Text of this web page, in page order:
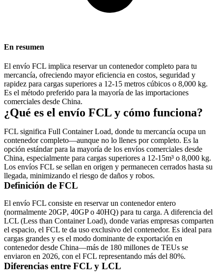
En resumen
El envío FCL implica reservar un contenedor completo para tu
mercancía, ofreciendo mayor eficiencia en costos, seguridad y
rapidez para cargas superiores a 12-15 metros cúbicos o 8,000 kg.
Es el método preferido para la mayoría de las importaciones
comerciales desde China.
¿Qué es el envío FCL y cómo funciona?
FCL significa Full Container Load, donde tu mercancía ocupa un
contenedor completo—aunque no lo llenes por completo. Es la
opción estándar para la mayoría de los envíos comerciales desde
China, especialmente para cargas superiores a 12-15m³ o 8,000 kg.
Los envíos FCL se sellan en origen y permanecen cerrados hasta su
llegada, minimizando el riesgo de daños y robos.
Definición de FCL
El envío FCL consiste en reservar un contenedor entero
(normalmente 20GP, 40GP o 40HQ) para tu carga. A diferencia del
LCL (Less than Container Load), donde varias empresas comparten
el espacio, el FCL te da uso exclusivo del contenedor. Es ideal para
cargas grandes y es el modo dominante de exportación en
contenedor desde China—más de 180 millones de TEUs se
enviaron en 2026, con el FCL representando más del 80%.
Diferencias entre FCL y LCL